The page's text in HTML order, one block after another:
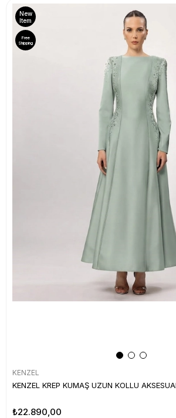
KENZEL
KENZEL KREP KUMAŞ UZUN KOLLU
₺22.890,00
New
Item
Free
Shipping